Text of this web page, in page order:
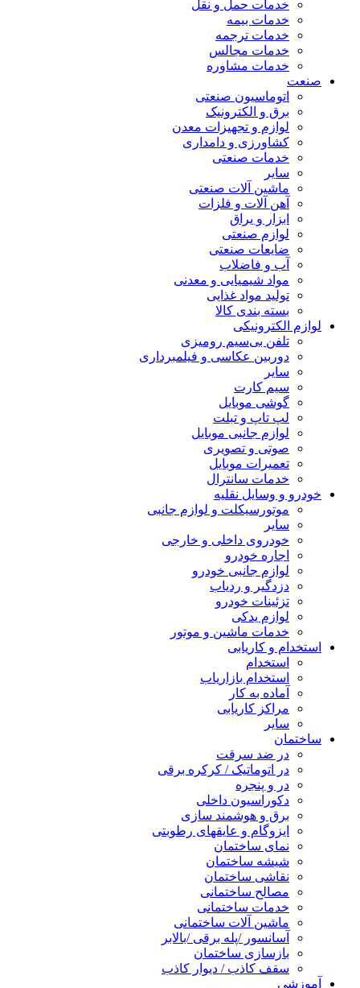
خدمات حمل و نقل
خدمات بیمه
خدمات ترجمه
خدمات مجالس
خدمات مشاوره
صنعت
اتوماسیون صنعتی
برق و الکترونیک
لوازم و تجهیزات معدن
کشاورزی و دامداری
خدمات صنعتی
سایر
ماشین آلات صنعتی
آهن آلات و فلزات
ابزار و یراق
لوازم صنعتی
ضایعات صنعتی
آب و فاضلاب
مواد شیمیایی و معدنی
تولید مواد غذایی
بسته بندی کالا
لوازم الکترونیکی
تلفن بی‌سیم رومیزی
دوربین عکاسی و فیلمبرداری
سایر
سیم کارت
گوشی موبایل
لپ تاپ و تبلت
لوازم جانبی موبایل
صوتی و تصویری
تعمیرات موبایل
خدمات سانترال
خودرو و وسایل نقلیه
موتورسیکلت و لوازم جانبی
سایر
خودروی داخلی و خارجی
اجاره خودرو
لوازم جانبی خودرو
دزدگیر و ردیاب
تزئینات خودرو
لوازم یدکی
خدمات ماشین و موتور
استخدام و کاریابی
استخدام
استخدام بازاریاب
آماده به کار
مراکز کاریابی
سایر
ساختمان
در ضد سرقت
در اتوماتیک / کرکره برقی
در و پنجره
دکوراسیون داخلی
برق و هوشمند سازی
ایزوگام و عایقهای رطوبتی
نمای ساختمان
شیشه ساختمان
نقاشی ساختمان
مصالح ساختمانی
خدمات ساختمانی
ماشین آلات ساختمانی
آسانسور /پله برقی /بالابر
بازسازی ساختمان
سقف کاذب / دیوار کاذب
آموزشی